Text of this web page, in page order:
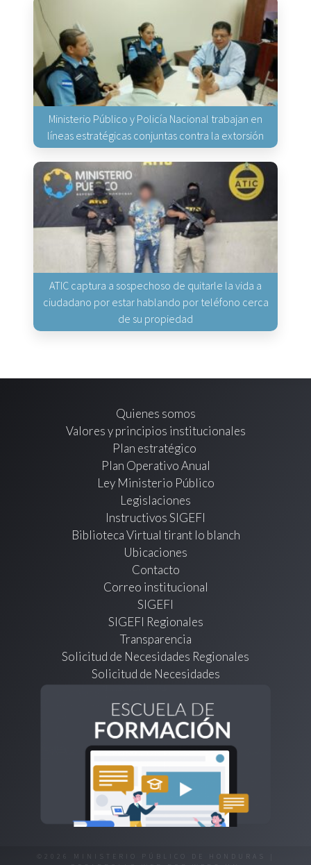
Ministerio Público y Policía Nacional trabajan en
líneas estratégicas conjuntas contra la extorsión
ATIC captura a sospechoso de quitarle la vida a
ciudadano por estar hablando por teléfono cerca
de su propiedad
Quienes somos
Valores y principios institucionales
Plan estratégico
Plan Operativo Anual
Ley Ministerio Público
Legislaciones
Instructivos SIGEFI
Biblioteca Virtual tirant lo blanch
Ubicaciones
Contacto
Correo institucional
SIGEFI
SIGEFI Regionales
Transparencia
Solicitud de Necesidades Regionales
Solicitud de Necesidades
©2026 MINISTERIO PÚBLICO DE HONDURAS |